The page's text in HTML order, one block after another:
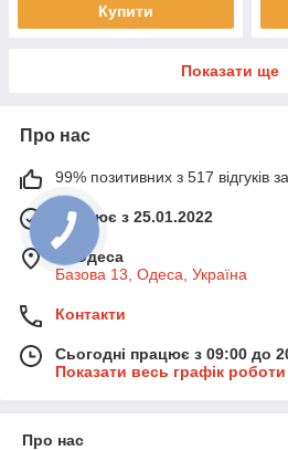
Купити
Показати ще
Про нас
99% позитивних з 517 відгуків
Працює з 25.01.2022
м. Одеса
Базова 13, Одеса, Україна
Контакти
Сьогодні працює з 09:00 до
Показати весь графік роботи
Про нас